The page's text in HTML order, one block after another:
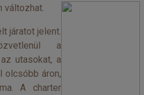
változhat.
járatot jelent.
a
utasokat, a
olcsóbb áron,
A charter